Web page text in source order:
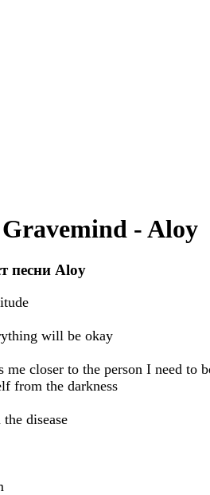
Gravemind - Aloy
песни Aloy
will be okay
me closer to the person I need to
from the darkness
disease